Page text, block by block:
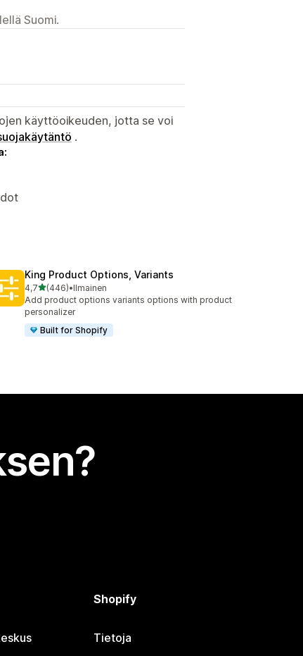
Suomi.
käyttöoikeuden, jotta se voi
.
King Product Options, Variants
4,7/ 5 tähteä
(446)
446 arvostelua yhteensä
•Ilmainen
Add product options variants options with product
personalizer
Built for Shopify
Shopify
Tietoja